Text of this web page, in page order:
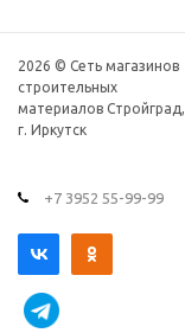
2026 © Сеть магазинов
строительных
материалов Стройград,
г. Иркутск
+7 3952 55-99-99